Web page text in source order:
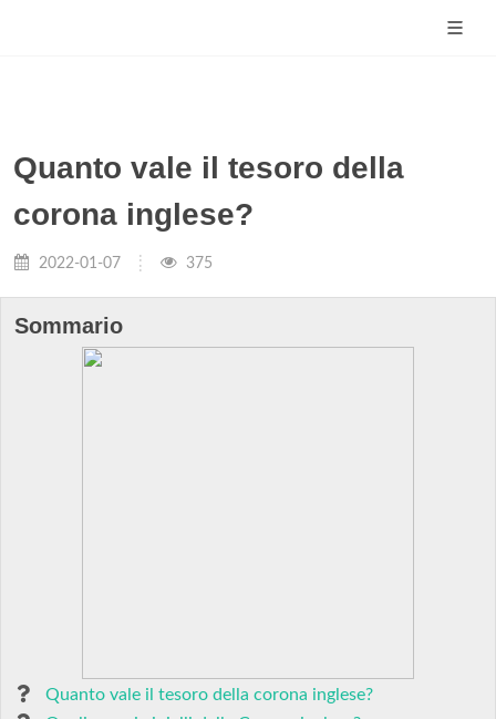
Quanto vale il tesoro della
corona inglese?
2022-01-07 375
Sommario
Quanto vale il tesoro della corona inglese?